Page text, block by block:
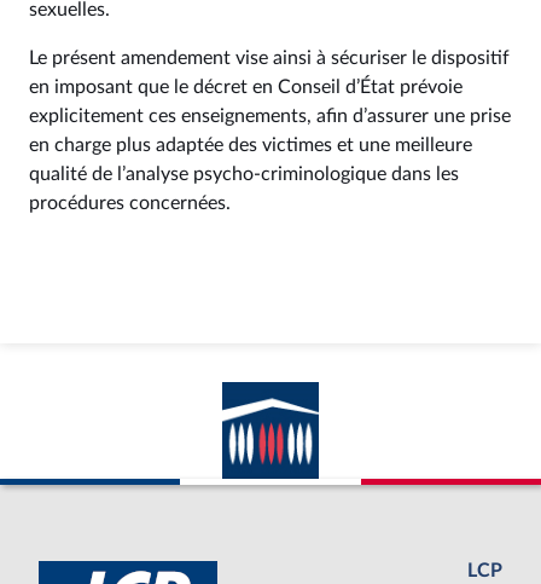
sexuelles.
Le présent amendement vise ainsi à sécuriser le dispositif
en imposant que le décret en Conseil d’État prévoie
explicitement ces enseignements, afin d’assurer une prise
en charge plus adaptée des victimes et une meilleure
qualité de l’analyse psycho-criminologique dans les
procédures concernées.
LCP